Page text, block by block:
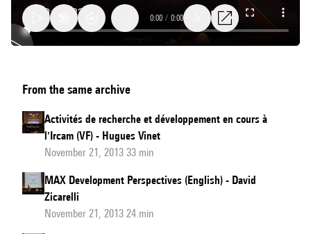
R&D
Activities
&
News
(English)
0:00 / 0:00
From the same archive
Activités de recherche et développement en cours à
l'Ircam (VF) - Hugues Vinet
November 21, 2013 33 min
MAX Development Perspectives (English) - David
Zicarelli
November 21, 2013 24 min